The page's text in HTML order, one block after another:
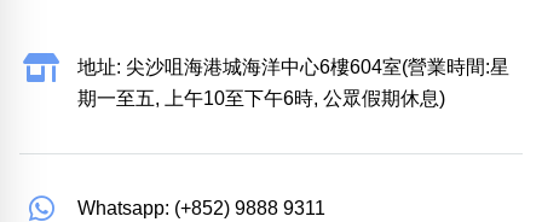
地址: 尖沙咀海港城海洋中心6樓604室(營業時間:星
期一至五, 上午10至下午6時, 公眾假期休息)
Whatsapp: (+852) 9888 9311